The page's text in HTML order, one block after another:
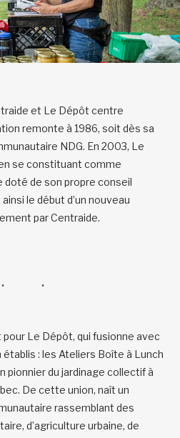
et Le Dépôt centre
remonte à 1986, soit dès sa
NDG. En 2003, Le
se constituant comme
doté de son propre conseil
le début d’un nouveau
par Centraide.
Le Dépôt, qui fusionne avec
: les Ateliers Boîte à Lunch
pionnier du jardinage collectif à
De cette union, naît un
rassemblant des
d’agriculture urbaine, de